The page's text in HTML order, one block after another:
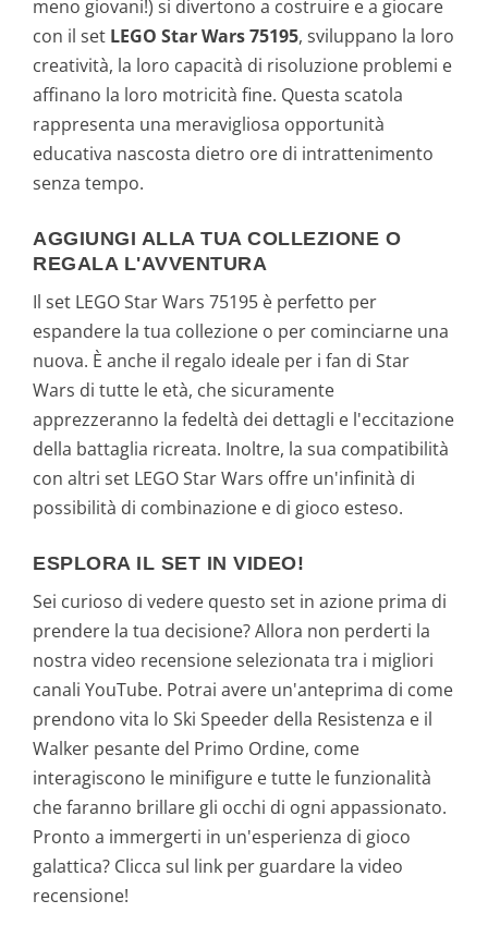
meno giovani!) si divertono a costruire e a giocare
con il set LEGO Star Wars 75195, sviluppano la loro
creatività, la loro capacità di risoluzione problemi e
affinano la loro motricità fine. Questa scatola
rappresenta una meravigliosa opportunità
educativa nascosta dietro ore di intrattenimento
senza tempo.
AGGIUNGI ALLA TUA COLLEZIONE O
REGALA L'AVVENTURA
Il set LEGO Star Wars 75195 è perfetto per
espandere la tua collezione o per cominciarne una
nuova. È anche il regalo ideale per i fan di Star
Wars di tutte le età, che sicuramente
apprezzeranno la fedeltà dei dettagli e l'eccitazione
della battaglia ricreata. Inoltre, la sua compatibilità
con altri set LEGO Star Wars offre un'infinità di
possibilità di combinazione e di gioco esteso.
ESPLORA IL SET IN VIDEO!
Sei curioso di vedere questo set in azione prima di
prendere la tua decisione? Allora non perderti la
nostra video recensione selezionata tra i migliori
canali YouTube. Potrai avere un'anteprima di come
prendono vita lo Ski Speeder della Resistenza e il
Walker pesante del Primo Ordine, come
interagiscono le minifigure e tutte le funzionalità
che faranno brillare gli occhi di ogni appassionato.
Pronto a immergerti in un'esperienza di gioco
galattica? Clicca sul link per guardare la video
recensione!